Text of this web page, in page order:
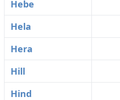
Hebe
Hela
Hera
Hill
Hind